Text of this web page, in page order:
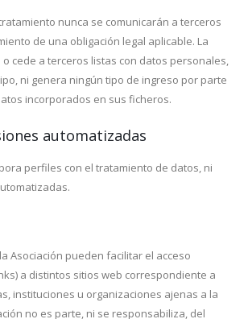
nunca se comunicarán a terceros
de una obligación legal aplicable. La
cede a terceros listas con datos personales,
ni genera ningún tipo de ingreso por parte
incorporados en sus ficheros.
automatizadas
perfiles con el tratamiento de datos, ni
Asociación pueden facilitar el acceso
a distintos sitios web correspondiente a
instituciones u organizaciones ajenas a la
no es parte, ni se responsabiliza, del